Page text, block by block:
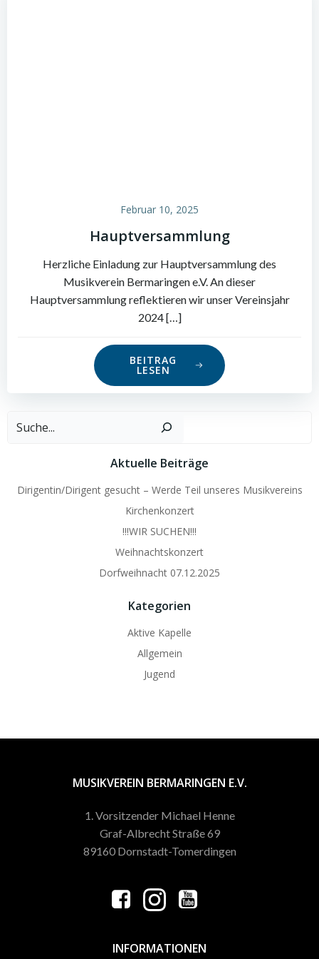
Februar 10, 2025
Hauptversammlung
Herzliche Einladung zur Hauptversammlung des
Musikverein Bermaringen e.V. An dieser
Hauptversammlung reflektieren wir unser Vereinsjahr
2024 […]
BEITRAG
LESEN
Aktuelle Beiträge
Dirigentin/Dirigent gesucht – Werde Teil unseres Musikvereins
Kirchenkonzert
!!!WIR SUCHEN!!!
Weihnachtskonzert
Dorfweihnacht 07.12.2025
Kategorien
Aktive Kapelle
Allgemein
Jugend
MUSIKVEREIN BERMARINGEN E.V.
1. Vorsitzender Michael Henne
Graf-Albrecht Straße 69
89160 Dornstadt-Tomerdingen
INFORMATIONEN